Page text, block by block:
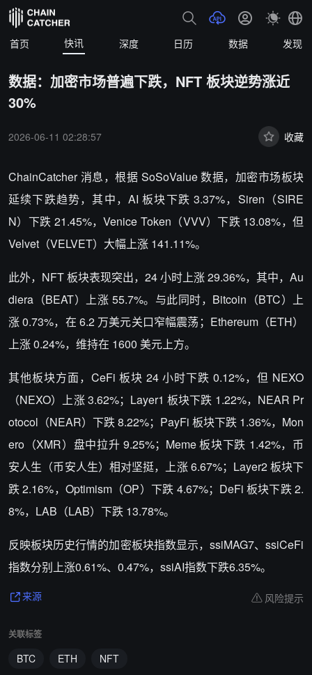
首页 快讯 深度 日历 数据 发现
数据：加密市场普遍下跌，NFT 板块逆势涨近
30%
2026-06-11 02:28:57 收藏
ChainCatcher 消息，根据 SoSoValue 数据，加密市场板块
延续下跌趋势，其中，AI 板块下跌 3.37%，Siren（SIRE
N）下跌 21.45%，Venice Token（VVV）下跌 13.08%，但
Velvet（VELVET）大幅上涨 141.11%。
此外，NFT 板块表现突出，24 小时上涨 29.36%，其中，Au
diera（BEAT）上涨 55.7%。与此同时，Bitcoin（BTC）上
涨 0.73%，在 6.2 万美元关口窄幅震荡；Ethereum（ETH）
上涨 0.24%，维持在 1600 美元上方。
其他板块方面，CeFi 板块 24 小时下跌 0.12%，但 NEXO
（NEXO）上涨 3.62%；Layer1 板块下跌 1.22%，NEAR Pr
otocol（NEAR）下跌 8.22%；PayFi 板块下跌 1.36%，Mon
ero（XMR）盘中拉升 9.25%；Meme 板块下跌 1.42%，币
安人生（币安人生）相对坚挺，上涨 6.67%；Layer2 板块下
跌 2.16%，Optimism（OP）下跌 4.67%；DeFi 板块下跌 2.
8%，LAB（LAB）下跌 13.78%。
反映板块历史行情的加密板块指数显示，ssiMAG7、ssiCeFi
指数分别上涨0.61%、0.47%，ssiAI指数下跌6.35%。
来源 风险提示
关联标签
BTC ETH NFT